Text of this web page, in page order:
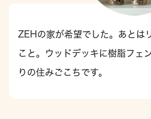
ZEHの家が希望でした。あとは
こと。ウッドデッキに樹脂フェ
りの住みごこちです。